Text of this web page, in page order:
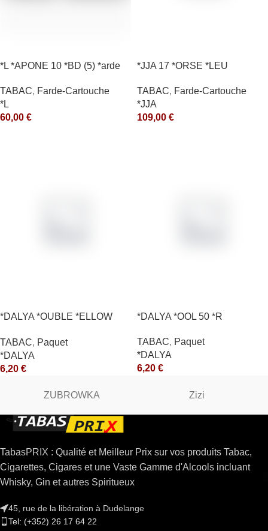
*L *APONE 10 *BD (5) *arde
TABAC, Farde-Cartouche
*L
60,00 €
*JJA 17 *ORSE *LEU
TABAC, Farde-Cartouche
*JJA
109,00 €
*DALYA *OUBLE *ELLOW
TABAC, Paquet
*DALYA
6,20 €
*DALYA *OOL 50 *R
TABAC, Paquet
*DALYA
6,20 €
ZUBROWKA Zizi
TabasPRIX : Qualité et Meilleur Prix sur vos produits Tabac,
Cigarettes, Cigares et une Vaste Gamme d'Alcools incluant
Whisky, Gin et autres Spiritueux
45, rue de la libération à Dudelange
Tel: (+352) 26 17 64 22